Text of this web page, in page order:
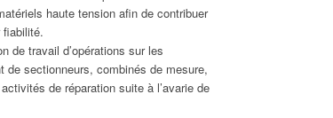
haute tension afin de contribuer
fiabilité.
de travail d’opérations sur les
de sectionneurs, combinés de mesure,
de réparation suite à l’avarie de